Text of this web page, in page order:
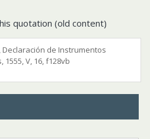
quotation (old content)
Declaración de Instrumentos
1555, V, 16, f128vb